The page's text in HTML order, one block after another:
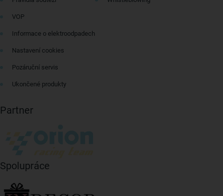
VOP
Informace o elektroodpadech
Nastavení cookies
Pozáruční servis
Ukončené produkty
Partner
Spolupráce